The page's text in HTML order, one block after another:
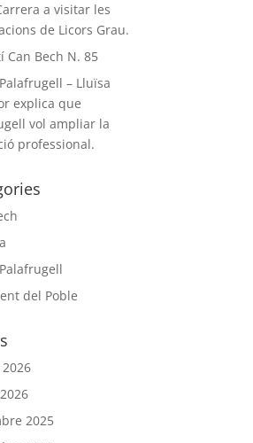
a visitar les
de Licors Grau.
Can Bech N. 85
– Lluïsa
explica que
vol ampliar la
professional.
del Poble
2025